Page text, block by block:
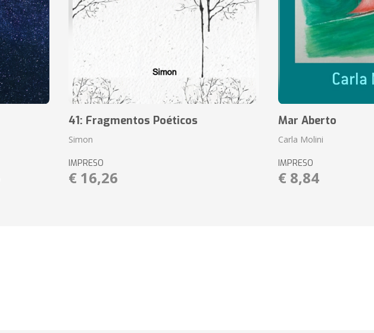
41: Fragmentos Poéticos
Simon
IMPRESO
€ 16,26
Mar Aberto
Carla Molini
IMPRESO
€ 8,84